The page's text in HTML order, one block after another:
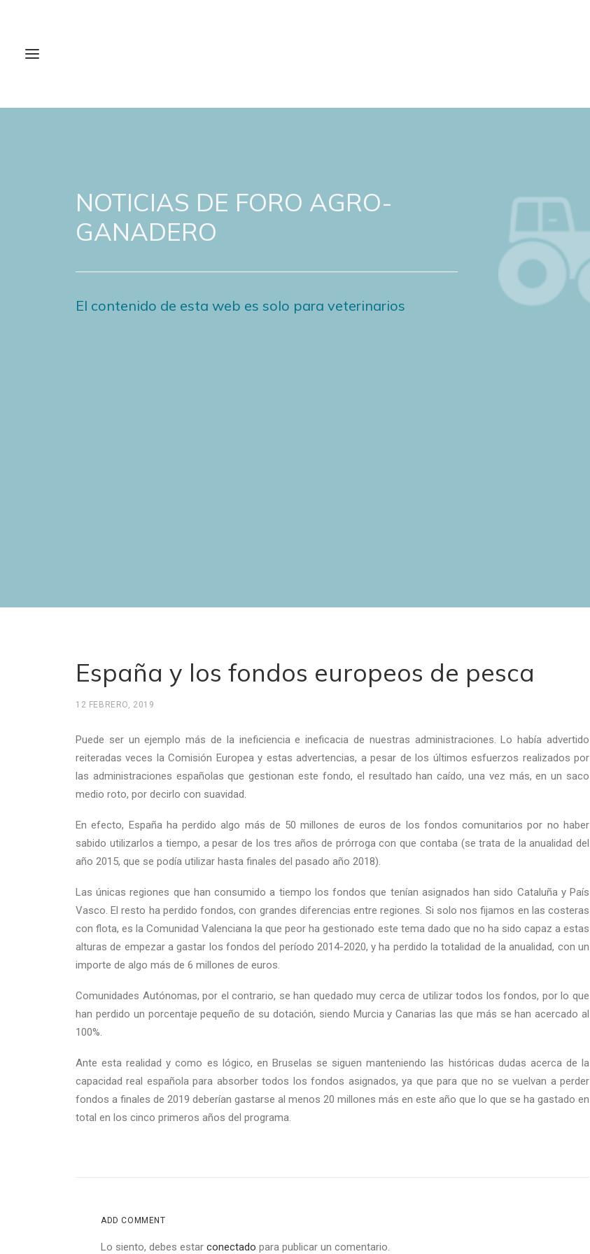
NOTICIAS DE FORO AGRO-
GANADERO
El contenido de esta web es solo para veterinarios
España y los fondos europeos de pesca
12 FEBRERO, 2019
Puede ser un ejemplo más de la ineficiencia e ineficacia de nuestras administraciones. Lo había advertido
reiteradas veces la Comisión Europea y estas advertencias, a pesar de los últimos esfuerzos realizados por
las administraciones españolas que gestionan este fondo, el resultado han caído, una vez más, en un saco
medio roto, por decirlo con suavidad.
En efecto, España ha perdido algo más de 50 millones de euros de los fondos comunitarios por no haber
sabido utilizarlos a tiempo, a pesar de los tres años de prórroga con que contaba (se trata de la anualidad del
año 2015, que se podía utilizar hasta finales del pasado año 2018).
Las únicas regiones que han consumido a tiempo los fondos que tenían asignados han sido Cataluña y País
Vasco. El resto ha perdido fondos, con grandes diferencias entre regiones. Si solo nos fijamos en las costeras
con flota, es la Comunidad Valenciana la que peor ha gestionado este tema dado que no ha sido capaz a estas
alturas de empezar a gastar los fondos del período 2014-2020, y ha perdido la totalidad de la anualidad, con un
importe de algo más de 6 millones de euros.
Comunidades Autónomas, por el contrario, se han quedado muy cerca de utilizar todos los fondos, por lo que
han perdido un porcentaje pequeño de su dotación, siendo Murcia y Canarias las que más se han acercado al
100%.
Ante esta realidad y como es lógico, en Bruselas se siguen manteniendo las históricas dudas acerca de la
capacidad real española para absorber todos los fondos asignados, ya que para que no se vuelvan a perder
fondos a finales de 2019 deberían gastarse al menos 20 millones más en este año que lo que se ha gastado en
total en los cinco primeros años del programa.
ADD COMMENT
Lo siento, debes estar conectado para publicar un comentario.